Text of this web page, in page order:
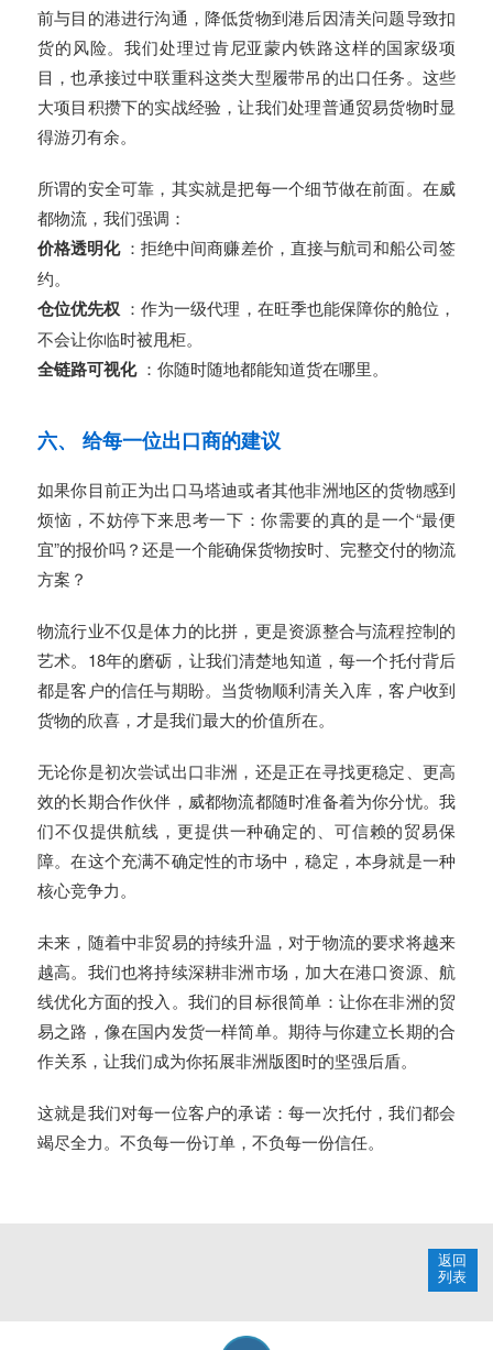
前与目的港进行沟通，降低货物到港后因清关问题导致扣
货的风险。我们处理过肯尼亚蒙内铁路这样的国家级项
目，也承接过中联重科这类大型履带吊的出口任务。这些
大项目积攒下的实战经验，让我们处理普通贸易货物时显
得游刃有余。
所谓的安全可靠，其实就是把每一个细节做在前面。在威
都物流，我们强调：
价格透明化 ：拒绝中间商赚差价，直接与航司和船公司签
约。
仓位优先权 ：作为一级代理，在旺季也能保障你的舱位，
不会让你临时被甩柜。
全链路可视化 ：你随时随地都能知道货在哪里。
六、 给每一位出口商的建议
如果你目前正为出口马塔迪或者其他非洲地区的货物感到
烦恼，不妨停下来思考一下：你需要的真的是一个“最便
宜”的报价吗？还是一个能确保货物按时、完整交付的物流
方案？
物流行业不仅是体力的比拼，更是资源整合与流程控制的
艺术。18年的磨砺，让我们清楚地知道，每一个托付背后
都是客户的信任与期盼。当货物顺利清关入库，客户收到
货物的欣喜，才是我们最大的价值所在。
无论你是初次尝试出口非洲，还是正在寻找更稳定、更高
效的长期合作伙伴，威都物流都随时准备着为你分忧。我
们不仅提供航线，更提供一种确定的、可信赖的贸易保
障。在这个充满不确定性的市场中，稳定，本身就是一种
核心竞争力。
未来，随着中非贸易的持续升温，对于物流的要求将越来
越高。我们也将持续深耕非洲市场，加大在港口资源、航
线优化方面的投入。我们的目标很简单：让你在非洲的贸
易之路，像在国内发货一样简单。期待与你建立长期的合
作关系，让我们成为你拓展非洲版图时的坚强后盾。
这就是我们对每一位客户的承诺：每一次托付，我们都会
竭尽全力。不负每一份订单，不负每一份信任。
返回
列表